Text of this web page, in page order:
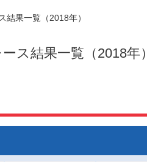
結果一覧（2018年）
ース結果一覧（2018年）